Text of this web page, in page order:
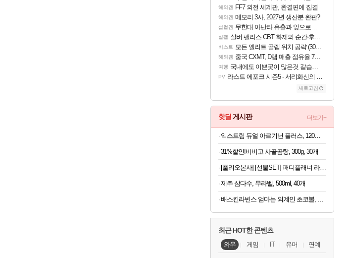
해외겜 FF7 외전 세계관, 완결편에 집결
해외겜 메모리 3사, 2027년 생산분 완판?
섭컬겜 무한대 아난타 유출과 앞으로의 예상 (루머)
실팰 실버 팰리스 CBT 화제의 순간·후기 모음
비스트 모든 엘리트 골렘 위치 공략 (30개) - 방랑 결투가
해외겜 중국 CXMT, D램 매출 점유율 7%…글로벌 4위로 부상
여행 국내에도 이쁜곳이 많은것 같습니다
PV 라스트 에포크 시즌5 - 서리화신의 분노 티저
새로고침
핫딜 게시판 더보기+
익스트림 듀얼 아르기닌 플러스, 120정, 1개
31%할인!비비고 사골곰탕, 300g, 30개
[풀리오본사] [선물SET] 패디플래너 라이트 + 전용 파우치
제주 삼다수, 무라벨, 500ml, 40개
배스킨라빈스 엄마는 외계인 초코볼, 32g, 6개입, 2개
최근 HOT한 콘텐츠
와우 게임 IT 유머 연예